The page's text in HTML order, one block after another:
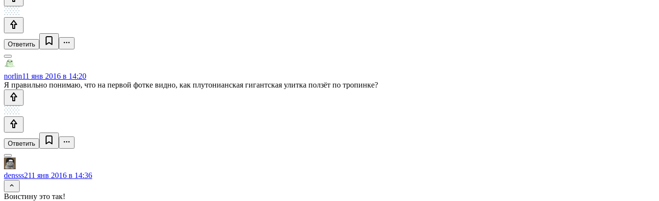
Ответить
norlin11 янв 2016 в 14:20
Я правильно понимаю, что на первой фотке видно, как плутонианская гигантская улитка ползёт по тропинке?
Ответить
densss211 янв 2016 в 14:36
Воистину это так!